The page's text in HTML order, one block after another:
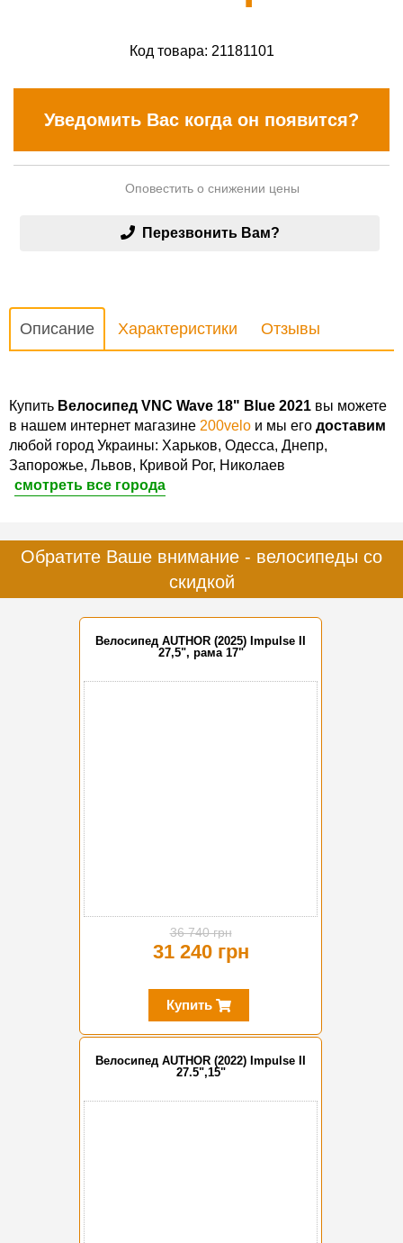
Код товара: 21181101
Уведомить Вас когда он появится?
Оповестить о снижении цены
Перезвонить Вам?
Описание Характеристики Отзывы
Купить Велосипед VNC Wave 18" Blue 2021 вы можете
в нашем интернет магазине 200velo и мы его доставим
любой город Украины: Харьков, Одесса, Днепр,
Запорожье, Львов, Кривой Рог, Николаев
смотреть все города
Обратите Ваше внимание - велосипеды со
скидкой
Велосипед AUTHOR (2025) Impulse II
27,5", рама 17"
36 740 грн
31 240 грн
Купить
Велосипед AUTHOR (2022) Impulse II
27.5",15"